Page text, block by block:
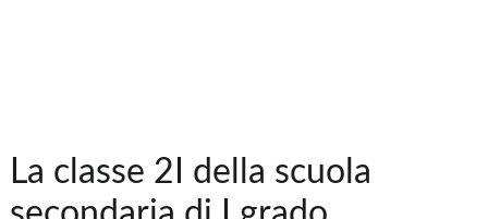
La classe 2I della scuola